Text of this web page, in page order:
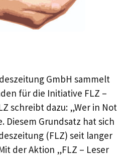
GmbH sammelt
für die Initiative FLZ –
schreibt dazu: „Wer in Not
Diesem Grundsatz hat sich
(FLZ) seit langer
der Aktion „FLZ – Leser